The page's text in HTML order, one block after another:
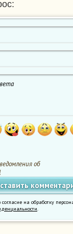
об
на обработку
.